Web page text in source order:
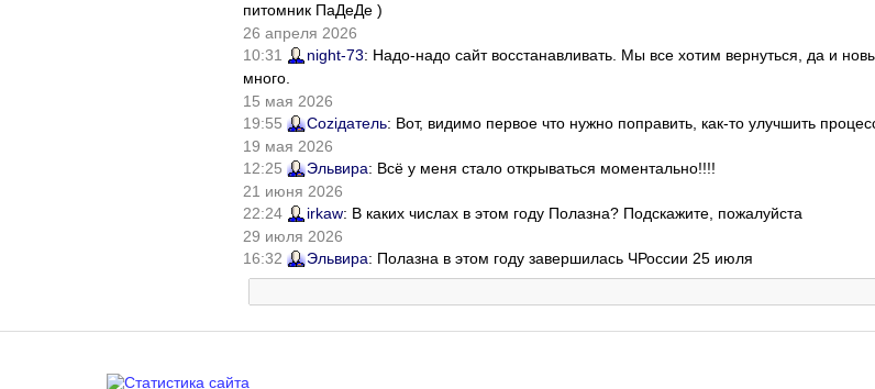
питомник ПаДеДе )
26 апреля 2026
10:31
night-73: Надо-надо сайт восстанавливать. Мы все хотим вернуться, да и
много.
15 мая 2026
19:55
Соziдатель: Вот, видимо первое что нужно поправить, как-то улучшить
19 мая 2026
12:25
Эльвира: Всё у меня стало открываться моментально!!!!
21 июня 2026
22:24
irkaw: В каких числах в этом году Полазна? Подскажите, пожалуйста
29 июля 2026
16:32
Эльвира: Полазна в этом году завершилась ЧРоссии 25 июля